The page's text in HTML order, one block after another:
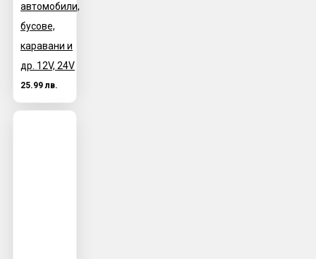
автомобили,
бусове,
каравани и
др. 12V, 24V
25.99 лв.